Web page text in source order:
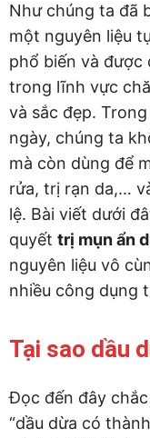
Như chúng ta đã
một nguyên liệu
phổ biến và được
trong lĩnh vực
và sắc đẹp.
ngày, chúng ta
mà còn dùng để
rửa, trị rạn da,…
lệ. Bài viết dưới
quyết trị mụn ẩn
nguyên liệu vô
nhiều công dụng
Tại sao dầu
Đọc đến đây
“dầu dừa có